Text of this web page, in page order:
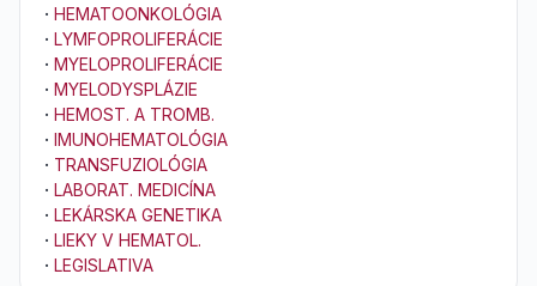
· HEMATOONKOLÓGIA
· LYMFOPROLIFERÁCIE
· MYELOPROLIFERÁCIE
· MYELODYSPLÁZIE
· HEMOST. A TROMB.
· IMUNOHEMATOLÓGIA
· TRANSFUZIOLÓGIA
· LABORAT. MEDICÍNA
· LEKÁRSKA GENETIKA
· LIEKY V HEMATOL.
· LEGISLATIVA